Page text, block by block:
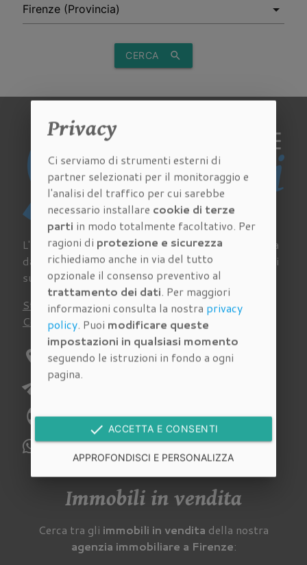
CERCA search
L'Agenzia Immobiliare Cantisani a Firenze si occupa
da sempre di acquisto, vendita e affitto di immobili
su tutto il territorio della provincia fiorentina.
Stima Chi siamo Lavora con noi Newsletter
Contatti Virtual Tour Recensioni
location_on Indirizzo:Via Pagnini 27/A Firenze
send E-mail:
phoneTelefono:055 4620186
WhatsApp:329 112 6159
Immobili in vendita
Cerca tra gli immobili in vendita della nostra
agenzia immobiliare a Firenze:
Privacy
Ci serviamo di strumenti esterni di
partner selezionati per il monitoraggio e
l'analisi del traffico per cui sarebbe
necessario installare cookie di terze
parti in modo totalmente facoltativo. Per
ragioni di protezione e sicurezza
richiediamo anche in via del tutto
opzionale il consenso preventivo al
trattamento dei dati. Per maggiori
informazioni consulta la nostra privacy
policy. Puoi modificare queste
impostazioni in qualsiasi momento
seguendo le istruzioni in fondo a ogni
pagina.
done ACCETTA E CONSENTI
APPROFONDISCI E PERSONALIZZA